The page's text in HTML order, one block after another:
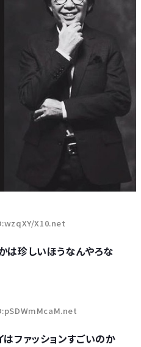
X10.net
は珍しいほうなんやろな
ファッションすごいのか